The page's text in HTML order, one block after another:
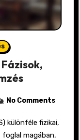
No Comments
magában,